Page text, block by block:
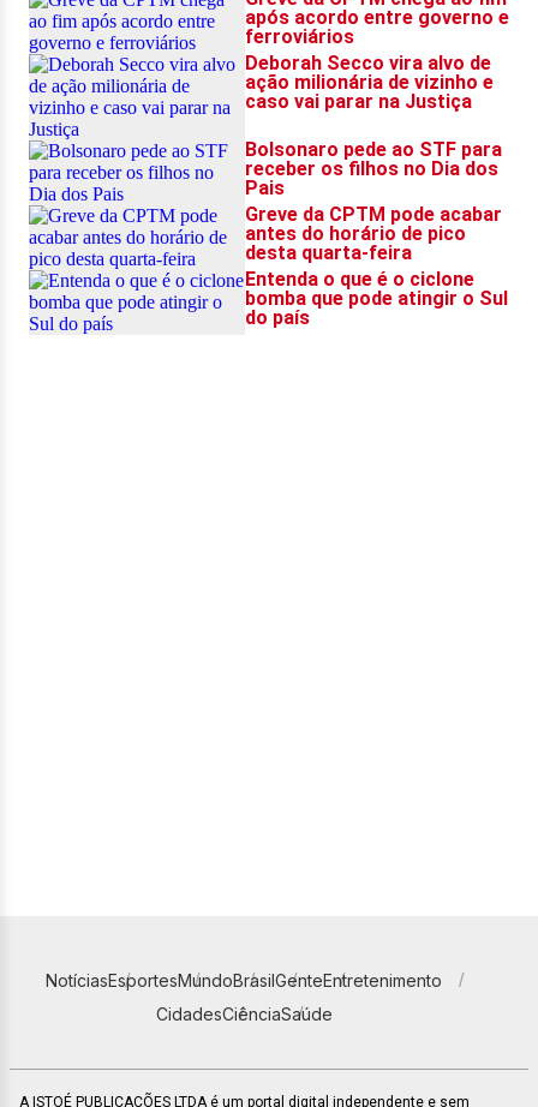
NotíciasEsportesMundoBrasilGenteEntretenimento
CidadesCiênciaSaúde
A ISTOÉ PUBLICAÇÕES LTDA é um portal digital independente e sem